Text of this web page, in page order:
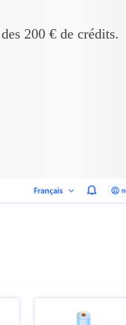
200 € de crédits.